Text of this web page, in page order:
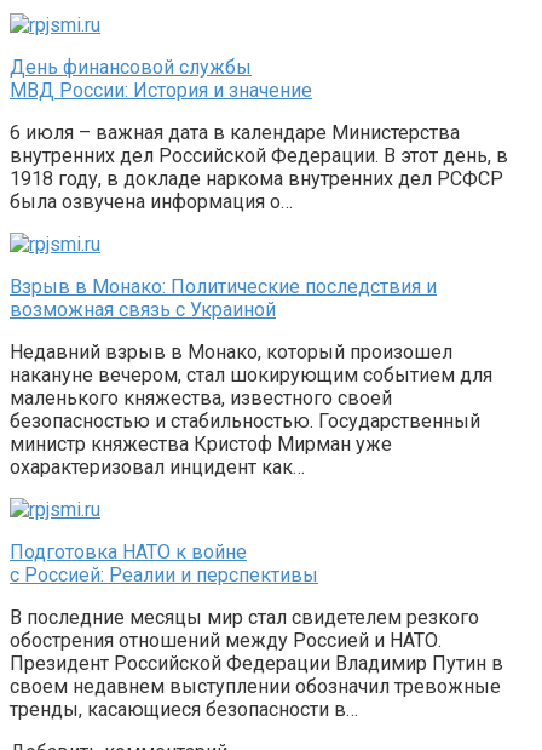
День финансовой службы
МВД России: История и значение
6 июля – важная дата в календаре Министерства
внутренних дел Российской Федерации. В этот день, в
1918 году, в докладе наркома внутренних дел РСФСР
была озвучена информация о…
Взрыв в Монако: Политические последствия и
возможная связь с Украиной
Недавний взрыв в Монако, который произошел
накануне вечером, стал шокирующим событием для
маленького княжества, известного своей
безопасностью и стабильностью. Государственный
министр княжества Кристоф Мирман уже
охарактеризовал инцидент как…
Подготовка НАТО к войне
с Россией: Реалии и перспективы
В последние месяцы мир стал свидетелем резкого
обострения отношений между Россией и НАТО.
Президент Российской Федерации Владимир Путин в
своем недавнем выступлении обозначил тревожные
тренды, касающиеся безопасности в…